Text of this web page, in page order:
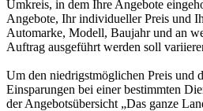
Umkreis, in dem Ihre Angebote
Angebote, Ihr individueller Preis und
Automarke, Modell, Baujahr und an
Auftrag ausgeführt werden soll
Um den niedrigstmöglichen Preis und
Einsparungen bei einer bestimmten
der Angebotsübersicht „Das ganze